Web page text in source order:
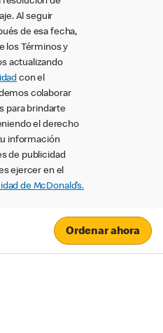
Al seguir
de esa fecha,
los Términos y
actualizando
con el
colaborar
para brindarte
el derecho
información
de publicidad
ejercer en el
de McDonald’s.
Ordenar ahora